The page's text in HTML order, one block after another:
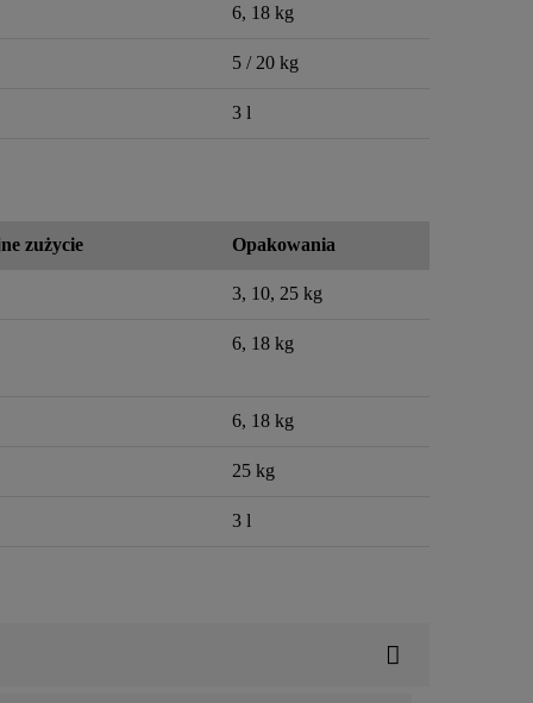
6, 18 kg
5 / 20 kg
3 l
zużycie Opakowania
3, 10, 25 kg
6, 18 kg
6, 18 kg
25 kg
3 l